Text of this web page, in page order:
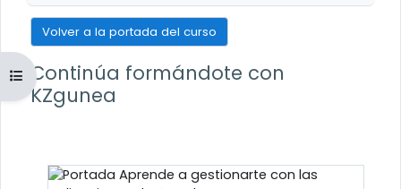
Abrir índice del curso
Volver a la portada del curso
Continúa formándote con
KZgunea
Perfilado de sección